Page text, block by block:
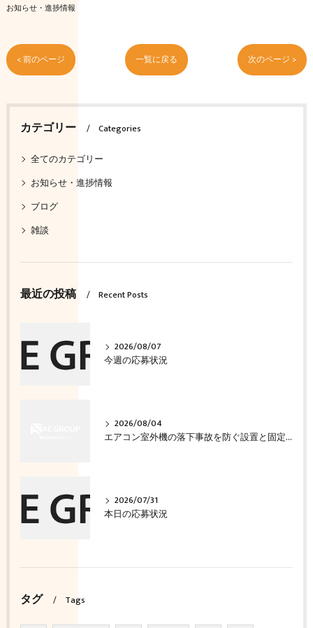
お知らせ・進捗情報
< 前のページ 一覧に戻る 次のページ >
カテゴリー Categories
全てのカテゴリー
お知らせ・進捗情報
ブログ
雑談
最近の投稿 Recent Posts
2026/08/07
今週の応募状況
2026/08/04
エアコン室外機の落下事故を防ぐ設置と固定の確認方法
2026/07/31
本日の応募状況
タグ Tags